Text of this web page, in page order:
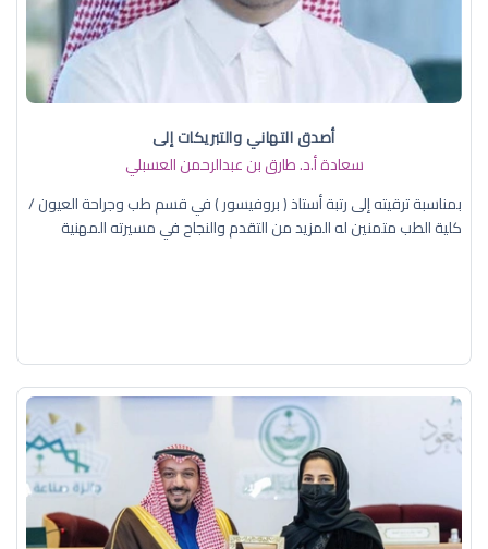
أصدق التهاني والتبريكات إلى
سعادة أ.د. ​طارق بن عبدالرحمن العسبلي
بمناسبة ترقيته إلى رتبة أستاذ ( بروفيسور ) في قسم طب وجراحة العيون /
كلية الطب متمنين له المزيد من التقدم والنجاح في مسيرته المهنية